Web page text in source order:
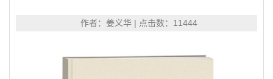
作者：姜义华 | 点击数：11444